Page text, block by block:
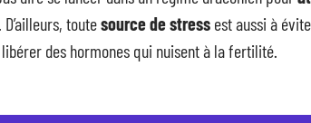
toutesource de stress est aussi à
des hormones qui nuisent à la fertilité.